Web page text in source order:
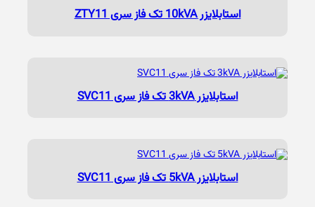
استابلایزر 10kVA تک فاز سری ZTY11
استابلایزر 3kVA تک فاز سری SVC11
استابلایزر 5kVA تک فاز سری SVC11